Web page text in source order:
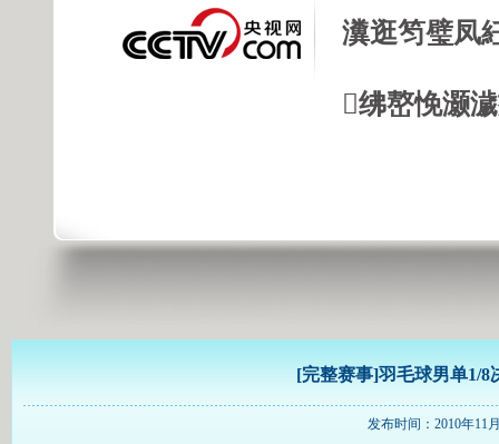
瀵逛笉璧凤
绋嶅悗灏
[完整赛事]羽毛球男单1/8
发布时间：2010年11